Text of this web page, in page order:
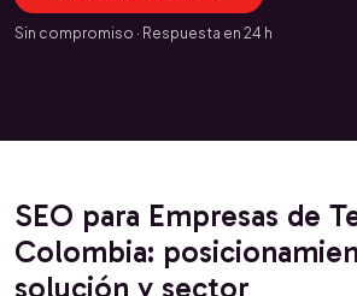
Sin compromiso · Respuesta en 24 h
SEO para Empresas de
Colombia:
solución y sector